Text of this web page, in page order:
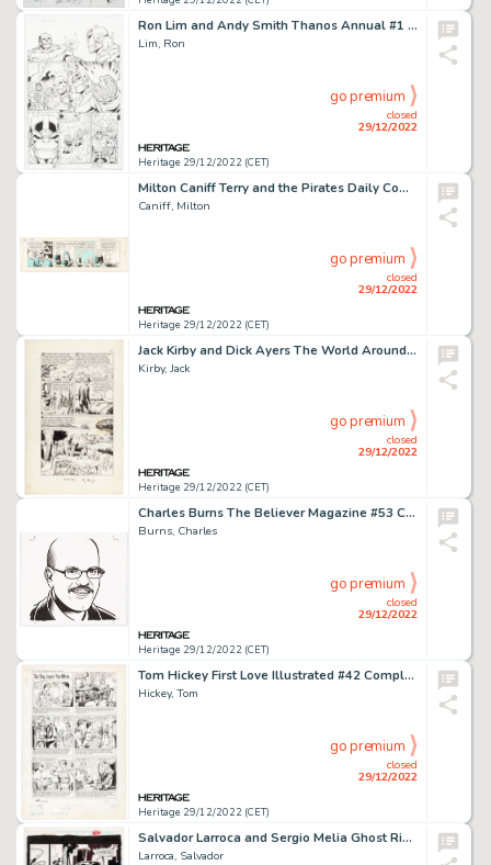
Ron Lim and Andy Smith Thanos Annual #1 Story Page 12 Original Art (Marvel, 2014)....
Lim, Ron
Heritage 29/12/2022 (CET)
closed
29/12/2022
go premium
Milton Caniff Terry and the Pirates Daily Comic Strip Original Art dated 12-10-37 (Chicago Tribune-N.Y. News Syndi...
Caniff, Milton
Heritage 29/12/2022 (CET)
closed
29/12/2022
go premium
Jack Kirby and Dick Ayers The World Around Us #31 Hunting Issue Page 27 Original Art (Gilberton Publ., 1961)....
Kirby, Jack
Heritage 29/12/2022 (CET)
closed
29/12/2022
go premium
Charles Burns The Believer Magazine #53 Cover Element Illustration Original Art (McSweeny's Publication, 2008)....
Burns, Charles
Heritage 29/12/2022 (CET)
closed
29/12/2022
go premium
Tom Hickey First Love Illustrated #42 Complete 1-Page Story Original Art (Harvey, 1954)....
Hickey, Tom
Heritage 29/12/2022 (CET)
closed
29/12/2022
go premium
Salvador Larroca and Sergio Melia Ghost Rider #72 Story Page 20 Original Art (Marvel, 1996)....
Larroca, Salvador